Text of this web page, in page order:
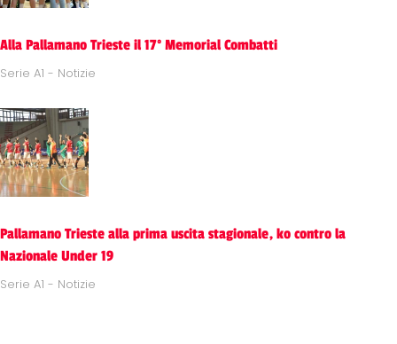
Alla Pallamano Trieste il 17° Memorial Combatti
Serie A1 - Notizie
Pallamano Trieste alla prima uscita stagionale, ko contro la
Nazionale Under 19
Serie A1 - Notizie